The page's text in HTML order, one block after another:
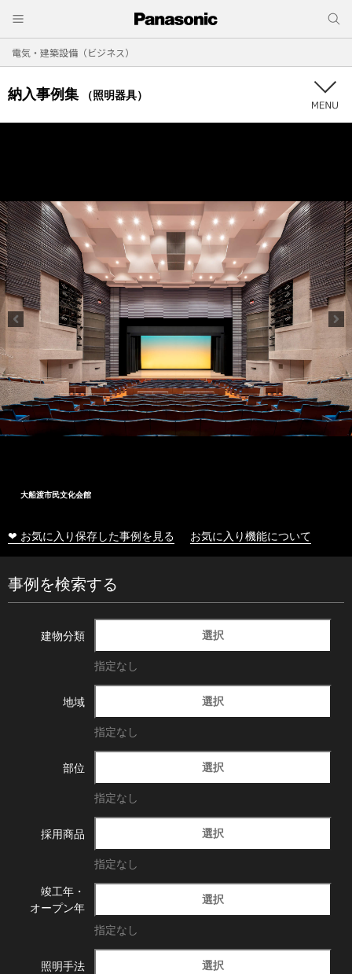
電気・建築設備（ビジネス）
納入事例集 （照明器具）
大船渡市民文化会館
❤ お気に入り保存した事例を見る お気に入り機能について
事例を検索する
建物分類 選択
指定なし
地域 選択
指定なし
部位 選択
指定なし
採用商品 選択
指定なし
竣工年・
オープン年
選択
指定なし
照明手法 選択